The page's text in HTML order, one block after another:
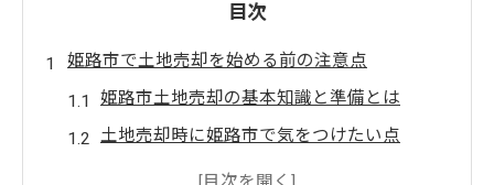
目次
姫路市で土地売却を始める前の注意点
姫路市土地売却の基本知識と準備とは
土地売却時に姫路市で気をつけたい点
姫路市土地売却前に知るリスク回避策